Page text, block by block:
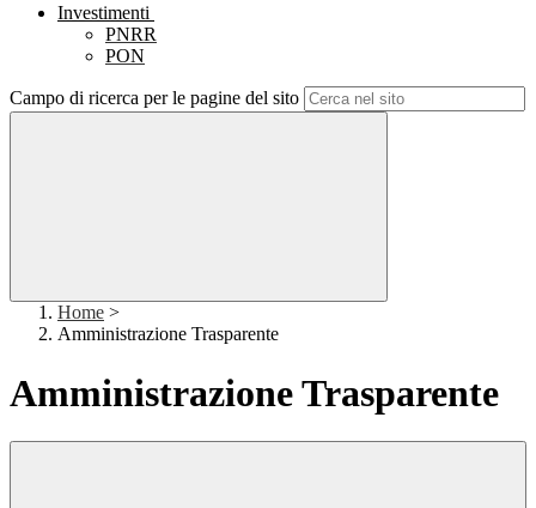
Investimenti
PNRR
PON
Campo di ricerca per le pagine del sito
Home >
Amministrazione Trasparente
Amministrazione Trasparente